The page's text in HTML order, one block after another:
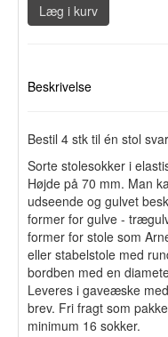
Læg i kurv
Beskrivelse
Bestil 4 stk til én stol
Sorte stolesokker i
Højde på 70 mm. Man
udseende og gulvet
former for gulve -
former for stole som
eller stabelstole med
bordben med en
Leveres i gaveæske
brev. Fri fragt som
minimum 16 sokker.